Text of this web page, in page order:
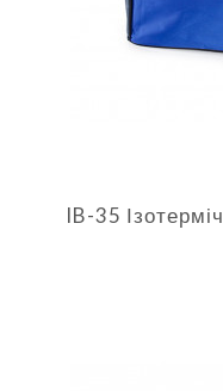
IB-35